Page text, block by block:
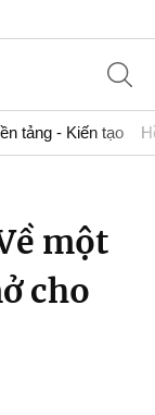
tảng - Kiến tạo
một
cho